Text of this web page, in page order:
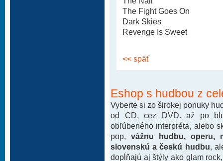
The Fight Goes On
Dark Skies
Revenge Is Sweet
<< späť
Eshop s hudbou z
Vyberte si zo širokej ponuky
od CD, cez DVD. až po
obľúbeného interpréta, alebo
pop, vážnu hudbu, operu,
slovenskú a českú hudbu ,
dopĺňajú aj štýly ako glam